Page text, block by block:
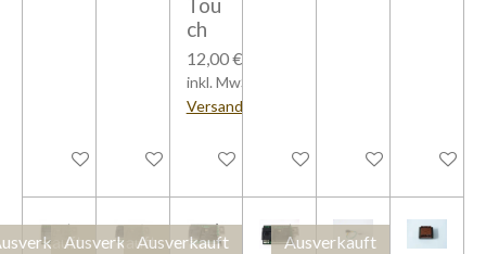
In den WarenkorbIn den Warenkorb
Tou
ch
12,00 €
inkl. MwSt zzgl.
Versandkosten
In den WarenkorbBei VerfügbarkeitIn den Warenkorb
Bei
AusverkauftAusverkauft Ausverkauft